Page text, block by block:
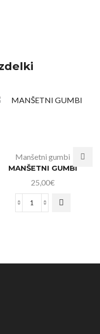
Manšetni gumbi
MANŠETNI GUMBI
25,00€